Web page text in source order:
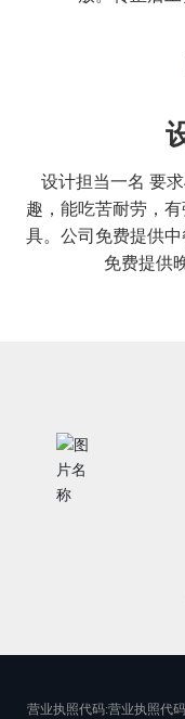
设计担当一名 要
趣，能吃苦耐劳，
具。公司免费提供
免费提供
营业执照代码:营业执照代码